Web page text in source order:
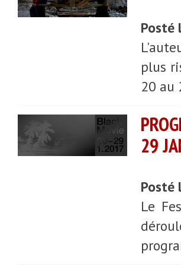
plus
20 au
29
Le